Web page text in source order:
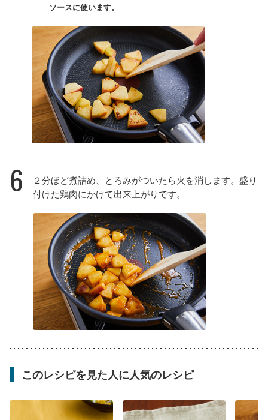
ソースに使います。
6
２分ほど煮詰め、とろみがついたら火を消します。盛り
付けた鶏肉にかけて出来上がりです。
このレシピを見た人に人気のレシピ